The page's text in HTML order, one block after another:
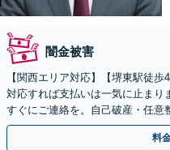
闇金被害
【関西エリア対応】【堺東駅徒
対応すれば支払いは一気に止まり
すぐにご連絡を。自己破産・任意
応可能。【夜間・休日対応可能】
料